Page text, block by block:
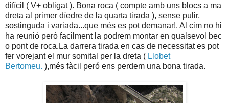
difícil ( V+ obligat ). Bona roca ( compte amb uns blocs a ma
dreta al primer díedre de la quarta tirada ), sense pulir,
sostinguda i variada...que més es pot demanar!. Al cim no hi
ha reunió peró facilment la podrem montar en qualsevol bec
o pont de roca.La darrera tirada en cas de necessitat es pot
fer vorejant el mur somital per la dreta ( Llobet
Bertomeu. ),més fàcil peró ens perdem una bona tirada.